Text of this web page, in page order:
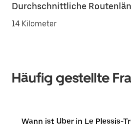
Durchschnittliche
14 Kilometer
Häufig gestellte
Wann ist Uber in Le Plessis-